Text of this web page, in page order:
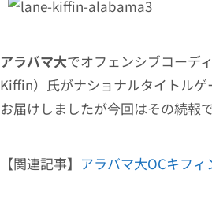
アラバマ大でオフェンシブコーデ
Kiffin）氏がナショナルタイトル
お届けしましたが今回はその続報で
【関連記事】 アラバマ大OCキフ